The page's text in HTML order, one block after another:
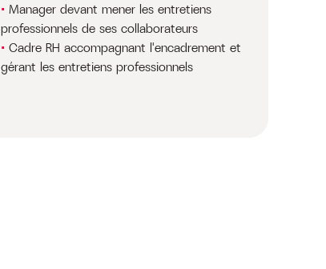
Manager devant mener les entretiens
professionnels de ses collaborateurs
Cadre RH accompagnant l'encadrement et
gérant les entretiens professionnels